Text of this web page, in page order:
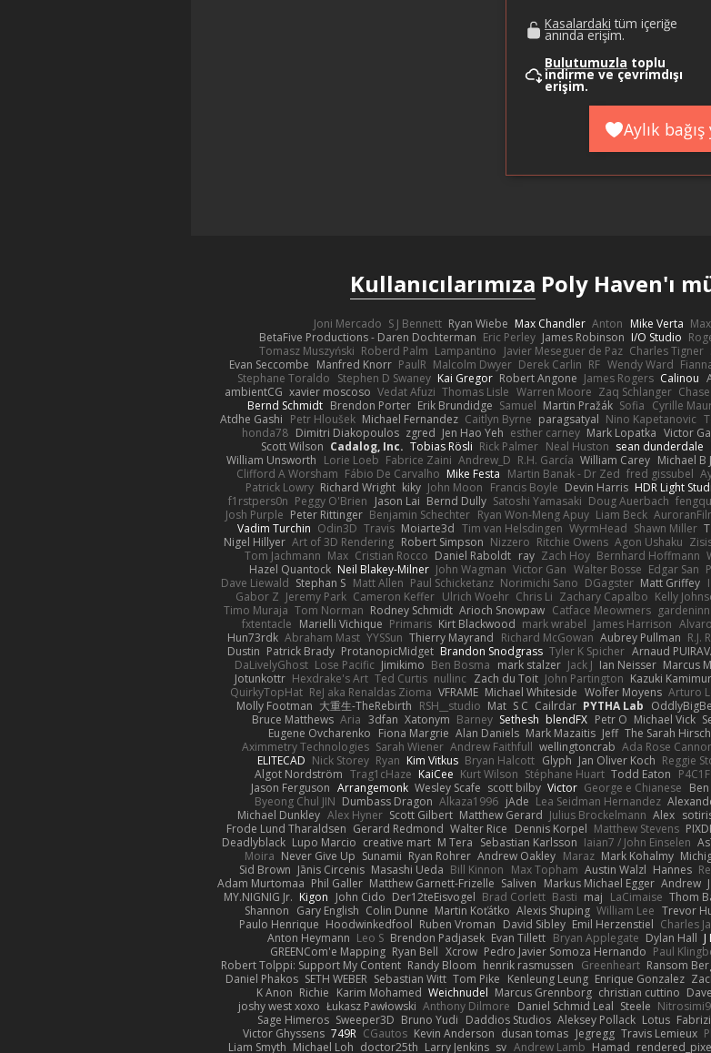
Kasalardaki tüm içeriğe
anında erişim.
Bulutumuzla toplu
indirme ve çevrimdışı
erişim.
Aylık bağış
Kullanıcılarımıza Poly Haven'ı
Joni Mercado S J Bennett Ryan Wiebe Max Chandler Anton Mike Verta
BetaFive Productions - Daren Dochterman Eric Perley James Robinson I/O Studio
Tomasz Muszyński Roberd Palm Lampantino Javier Meseguer de Paz Charles Tigner
Evan Seccombe Manfred Knorr PaulR Malcolm Dwyer Derek Carlin RF Wendy Ward
Stephane Toraldo Stephen D Swaney Kai Gregor Robert Angone James Rogers Calinou
ambientCG xavier moscoso Vedat Afuzi Thomas Lisle Warren Moore Zaq Schlanger
Bernd Schmidt Brendon Porter Erik Brundidge Samuel Martin Pražák Sofia Cyrille
Atdhe Gashi Petr Hloušek Michael Fernandez Caitlyn Byrne paragsatyal Nino Kapetanovic
honda78 Dimitri Diakopoulos zgred Jen Hao Yeh esther carney Mark Lopatka Victor
Scott Wilson Cadalog, Inc. Tobias Rösli Rick Palmer Neal Huston sean dunderdale
William Unsworth Lorie Loeb Fabrice Zaini Andrew_D R.H. García William Carey Michael B
Clifford A Worsham Fábio De Carvalho Mike Festa Martin Banak - Dr Zed fred gissubel
Patrick Lowry Richard Wright kiky John Moon Francis Boyle Devin Harris HDR Light
f1rstpers0n Peggy O'Brien Jason Lai Bernd Dully Satoshi Yamasaki Doug Auerbach
Josh Purple Peter Rittinger Benjamin Schechter Ryan Won-Meng Apuy Liam Beck
Vadim Turchin Odin3D Travis Moiarte3d Tim van Helsdingen WyrmHead Shawn Miller
Nigel Hillyer Art of 3D Rendering Robert Simpson Nizzero Ritchie Owens Agon Ushaku
Tom Jachmann Max Cristian Rocco Daniel Raboldt ray Zach Hoy Bernhard Hoffmann
Hazel Quantock Neil Blakey-Milner John Wagman Victor Gan Walter Bosse Edgar San
Dave Liewald Stephan S Matt Allen Paul Schicketanz Norimichi Sano DGagster Matt Griffey
Gabor Z Jeremy Park Cameron Keffer Ulrich Woehr Chris Li Zachary Capalbo Kelly
Timo Muraja Tom Norman Rodney Schmidt Arioch Snowpaw Catface Meowmers
fxtentacle Marielli Vichique Primaris Kirt Blackwood mark wrabel James Harrison
Hun73rdk Abraham Mast YYSSun Thierry Mayrand Richard McGowan Aubrey Pullman R.J.
Dustin Patrick Brady ProtanopicMidget Brandon Snodgrass Tyler K Spicher Arnaud
DaLivelyGhost Lose Pacific Jimikimo Ben Bosma mark stalzer Jack J Ian Neisser Marcus
Jotunkottr Hexdrake's Art Ted Curtis nullinc Zach du Toit John Partington Kazuki
QuirkyTopHat ReJ aka Renaldas Zioma VFRAME Michael Whiteside Wolfer Moyens Arturo
Molly Footman 大重生-TheRebirth RSH__studio Mat S C Cailrdar PYTHA Lab
Bruce Matthews Aria 3dfan Xatonym Barney Sethesh blendFX Petr O Michael Vick
Eugene Ovcharenko Fiona Margrie Alan Daniels Mark Mazaitis Jeff The Sarah Hirsch
Aximmetry Technologies Sarah Wiener Andrew Faithfull wellingtoncrab Ada Rose
ELITECAD Nick Storey Ryan Kim Vitkus Bryan Halcott Glyph Jan Oliver Koch Reggie
Algot Nordström Trag1cHaze KaiCee Kurt Wilson Stéphane Huart Todd Eaton
Jason Ferguson Arrangemonk Wesley Scafe scott bilby Victor George e Chianese
Byeong Chul JIN Dumbass Dragon Alkaza1996 jAde Lea Seidman Hernandez
Michael Dunkley Alex Hyner Scott Gilbert Matthew Gerard Julius Brockelmann Alex
Frode Lund Tharaldsen Gerard Redmond Walter Rice Dennis Korpel Matthew Stevens
Deadlyblack Lupo Marcio creative mart M Tera Sebastian Karlsson Iaian7 / John Einselen
Moira Never Give Up Sunamii Ryan Rohrer Andrew Oakley Maraz Mark Kohalmy
Sid Brown Jānis Circenis Masashi Ueda Bill Kinnon Max Topham Austin Walzl Hannes
Adam Murtomaa Phil Galler Matthew Garnett-Frizelle Saliven Markus Michael Egger Andrew J
MY.NIGNIG Jr. Kigon John Cido Der12teEisvogel Brad Corlett Basti maj LaCimaise Thom
Shannon Gary English Colin Dunne Martin Koťátko Alexis Shuping William Lee Trevor
Paulo Henrique Hoodwinkedfool Ruben Vroman David Sibley Emil Herzenstiel Charles
Anton Heymann Leo S Brendon Padjasek Evan Tillett Bryan Applegate Dylan Hall
GREENCom'e Mapping Ryan Bell Xcrow Pedro Javier Somoza Hernando Paul
Robert Tolppi: Support My Content Randy Bloom henrik rasmussen Greenheart Ransom
Daniel Phakos SETH WEBER Sebastian Witt Tom Pike Kenleung Leung Enrique Gonzalez
K Anon Richie Karim Mohamed Weichnudel Marcus Grennborg christian cuttino
joshy west xoxo Łukasz Pawłowski Anthony Dilmore Daniel Schmid Leal Steele
Sage Himeros Sweeper3D Bruno Yudi Daddios Studios Aleksey Pollack Lotus
Victor Ghyssens 749R CGautos Kevin Anderson dusan tomas Jegregg Travis Lemieux
Liam Smyth Michael Loh doctor25th Larry Jenkins sv Andrew Lamb Hamad